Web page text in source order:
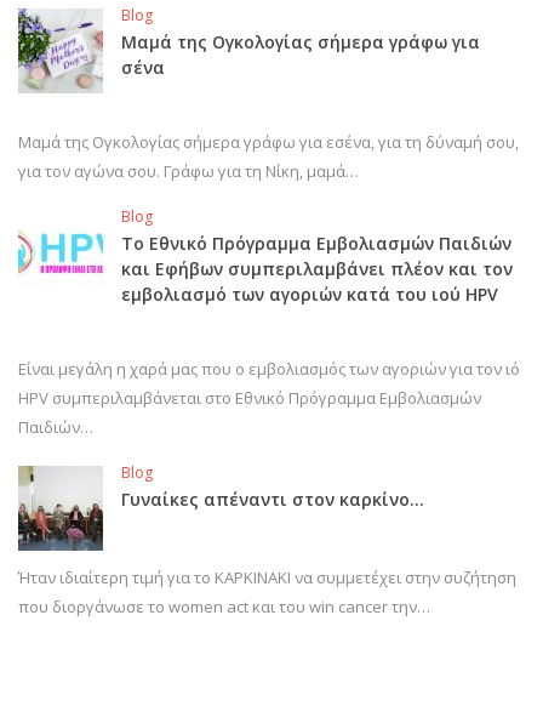
Blog
Μαμά της Ογκολογίας σήμερα γράφω για
σένα
Μαμά της Ογκολογίας σήμερα γράφω για εσένα, για τη δύναμή σου,
για τον αγώνα σου. Γράφω για τη Νίκη, μαμά…
Blog
Το Εθνικό Πρόγραμμα Εμβολιασμών Παιδιών
και Εφήβων συμπεριλαμβάνει πλέον και τον
εμβολιασμό των αγοριών κατά του ιού HPV
Είναι μεγάλη η χαρά μας που ο εμβολιασμός των αγοριών για τον ιό
HPV συμπεριλαμβάνεται στο Εθνικό Πρόγραμμα Εμβολιασμών
Παιδιών…
Blog
Γυναίκες απέναντι στον καρκίνο…
Ήταν ιδιαίτερη τιμή για το ΚΑΡΚΙΝΑΚΙ να συμμετέχει στην συζήτηση
που διοργάνωσε το women act και του win cancer την…